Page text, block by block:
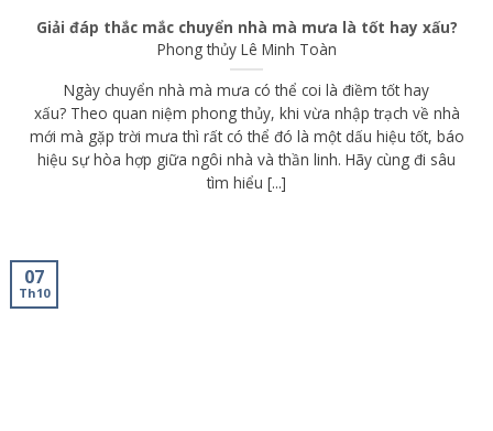
Giải đáp thắc mắc chuyển nhà mà mưa là tốt hay xấu?
Phong thủy Lê Minh Toàn
Ngày chuyển nhà mà mưa có thể coi là điềm tốt hay
xấu? Theo quan niệm phong thủy, khi vừa nhập trạch về nhà
mới mà gặp trời mưa thì rất có thể đó là một dấu hiệu tốt, báo
hiệu sự hòa hợp giữa ngôi nhà và thần linh. Hãy cùng đi sâu
tìm hiểu [...]
07
Th10